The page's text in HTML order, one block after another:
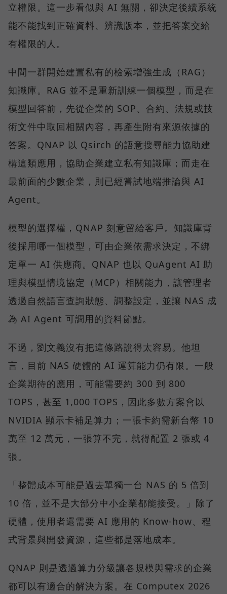
立權限。這一步看似與 AI 無關，卻決定後續系統
能不能找到正確資料、辨識版本，並把答案交給
有權限的人。
中間一群開始建置私有的檢索增強生成（RAG）
知識庫。RAG 並不是重新訓練一個模型，而是在
模型回答前，先從企業的 SOP、合約、法規或技
術文件中取回相關內容，再產生附有來源依據的
答案。QNAP 以 Qsirch 的語意搜尋能力協助建
構這類應用，協助企業建立私有知識庫；而走在
最前面的少數企業，則已經嘗試地端推論與 AI
Agent。
模型的選擇權，QNAP 刻意留給客戶。知識庫背
後採用哪一個模型，可由企業依需求決定，不綁
定單一 AI 供應商。QNAP 也以 QuAgent AI 助
理與模型情境協定（MCP）相關能力，讓管理者
透過自然語言查詢狀態、調整設定，並讓 NAS 成
為 AI Agent 可調用的資料節點。
不過，劉文義沒有把這條路說得太容易。他坦
言，目前 NAS 硬體的 AI 運算能力仍有限。一般
企業期待的應用，可能需要約 300 到 800
TOPS，甚至 1,000 TOPS，因此多數方案會以
NVIDIA 顯示卡補足算力；一張卡約需新台幣 10
萬至 12 萬元，一張算不完，就得配置 2 張或 4
張。
「整體成本可能是過去單獨一台 NAS 的 5 倍到
10 倍，並不是大部分中小企業都能接受。」除了
硬體，使用者還需要 AI 應用的 Know-how、程
式背景與開發資源，這些都是落地成本。
QNAP 則是透過算力分級讓各規模與需求的企業
都可以有適合的解決方案。在 Computex 2026